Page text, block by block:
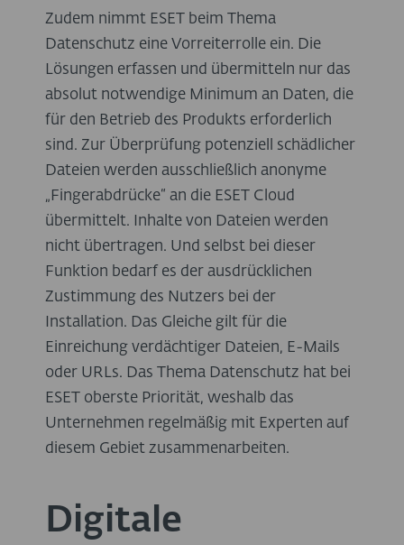
Zudem nimmt ESET beim Thema
Datenschutz eine Vorreiterrolle ein. Die
Lösungen erfassen und übermitteln nur das
absolut notwendige Minimum an Daten, die
für den Betrieb des Produkts erforderlich
sind. Zur Überprüfung potenziell schädlicher
Dateien werden ausschließlich anonyme
„Fingerabdrücke“ an die ESET Cloud
übermittelt. Inhalte von Dateien werden
nicht übertragen. Und selbst bei dieser
Funktion bedarf es der ausdrücklichen
Zustimmung des Nutzers bei der
Installation. Das Gleiche gilt für die
Einreichung verdächtiger Dateien, E-Mails
oder URLs. Das Thema Datenschutz hat bei
ESET oberste Priorität, weshalb das
Unternehmen regelmäßig mit Experten auf
diesem Gebiet zusammenarbeiten.
Digitale